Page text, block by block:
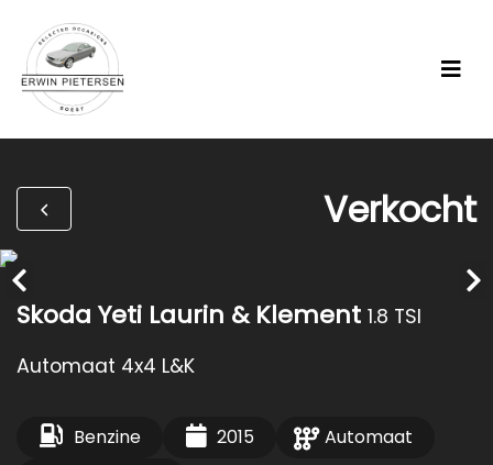
Verkocht
Skoda Yeti Laurin & Klement 1.8 TSI
Automaat 4x4 L&K
Benzine 2015
Automaat